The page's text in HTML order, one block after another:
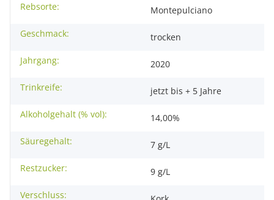
Rebsorte:
Montepulciano
Geschmack:
trocken
Jahrgang:
2020
Trinkreife:
jetzt bis + 5 Jahre
Alkoholgehalt (% vol):
14,00%
Säuregehalt:
7 g/L
Restzucker:
9 g/L
Verschluss: